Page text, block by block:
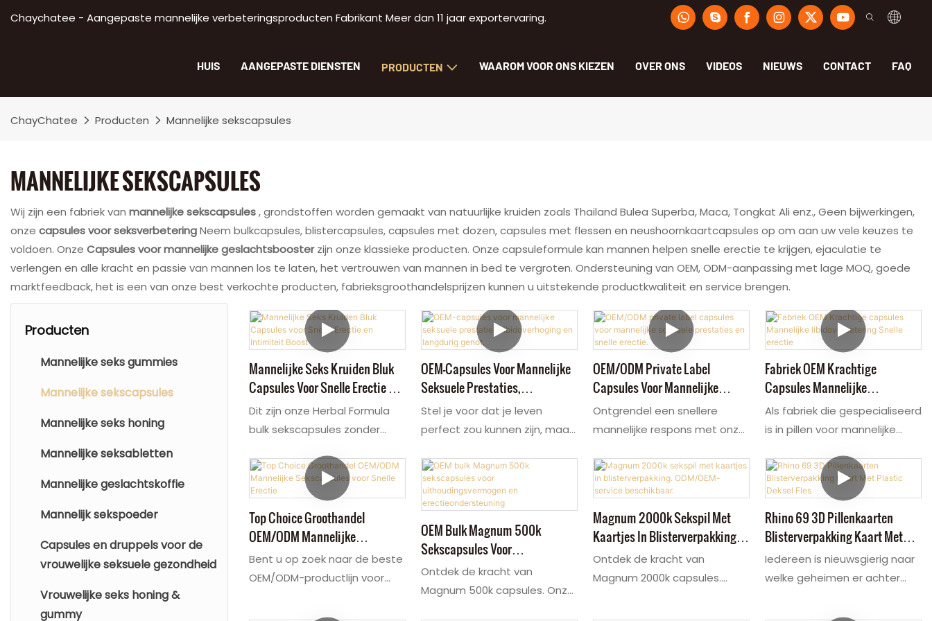
Chaychatee - Aangepaste mannelijke verbeteringsproducten Fabrikant Meer dan 11 jaar exportervaring.
HUIS AANGEPASTE DIENSTEN PRODUCTEN WAAROM VOOR ONS KIEZEN OVER ONS VIDEOS NIEUWS CONTACT FAQ
ChayChatee Producten Mannelijke sekscapsules
MANNELIJKE SEKSCAPSULES
Wij zijn een fabriek van mannelijke sekscapsules, grondstoffen worden gemaakt van natuurlijke kruiden zoals Thailand Bulea Superba, Maca, Tongkat Ali enz., Geen bijwerkingen,
onze capsules voor seksverbeteringNeem bulkcapsules, blistercapsules, capsules met dozen, capsules met flessen en neushoornkaartcapsules op om aan uw vele keuzes te
voldoen. Onze Capsules voor mannelijke geslachtsboosterzijn onze klassieke producten. Onze capsuleformule kan mannen helpen snelle erectie te krijgen, ejaculatie te
verlengen en alle kracht en passie van mannen los te laten, het vertrouwen van mannen in bed te vergroten. Ondersteuning van OEM, ODM-aanpassing met lage MOQ, goede
marktfeedback, het is een van onze best verkochte producten, fabrieksgroothandelsprijzen kunnen u uitstekende productkwaliteit en service brengen.
Producten
Mannelijke seks gummies
Mannelijke sekscapsules
Mannelijke seks honing
Mannelijke seksabletten
Mannelijke geslachtskoffie
Mannelijk sekspoeder
Capsules en druppels voor de
vrouwelijke seksuele gezondheid
Vrouwelijke seks honing &
gummy
Mannelijke Seks Kruiden Bluk
Capsules Voor Snelle Erectie En
Intimiteit Boost
Dit zijn onze Herbal Formula
bulk sekscapsules zonder
groothandels kopen onze
mannelijke verbeteringspillen
graag in grote hoeveelheden
in. Met slechts één capsule,
rijk aan Thaise Butea Superba,
Tongkat Ali en Horny Goat
Weed-
het helpen uw natuurlijke
OEM-Capsules Voor Mannelijke
Seksuele Prestaties,
Libidoverhoging En Langdurig
Genot.
Stel je voor dat je leven
perfect zou kunnen zijn, maar
juiste product hebt gekozen.
Onze pure kruidencapsules
voor mannelijke seksuele
verbetering zijn een
onmisbaar onderdeel van het
seksleven van mannen. Veel
groothandelaars staan ​​te
popelen om ze in te kopen.
Slechts één capsule, rijk aan
OEM/ODM Private Label
Capsules Voor Mannelijke
Seksuele Prestaties En Snelle
Erectie.
Ontgrendel een snellere
mannelijke respons met onze
gezondheid. Deze capsule,
verrijkt met natuurlijke
testosteronproductie en
verbetert de prestaties, en
zorgt voor een snelle erectie
en langdurig
voor private labeling.
Fabriek OEM Krachtige
Capsules Mannelijke
Libidoverbetering Snelle Erectie
Als fabriek die gespecialiseerd
is in pillen voor mannelijke
wij blistercapsules in bulk aan
en passen wij de verpakking
aan voor onze klanten. Onze
capsules gebruiken een pure
kruidenformule met onder
andere maca en ginseng om
mannen een krachtige
erectieondersteuning te
Top Choice Groothandel
OEM/ODM Mannelijke
Sekscapsules Voor Snelle
Erectie
Bent u op zoek naar de beste
OEM/ODM-productlijn voor
prestaties, specifiek voor
OEM Bulk Magnum 500k
Sekscapsules Voor
Uithoudingsvermogen En
Erectieondersteuning
Ontdek de kracht van
Magnum 500k capsules. Onze
Magnum 2000k Sekspil Met
Kaartjes In Blisterverpakking.
ODM/OEM-Service Beschikbaar.
Ontdek de kracht van
Magnum 2000k capsules.
Rhino 69 3D Pillenkaarten
Blisterverpakking Kaart Met
Plastic Deksel Fles
Iedereen is nieuwsgierig naar
welke geheimen er achter
Wij zijn gespecialiseerd in het